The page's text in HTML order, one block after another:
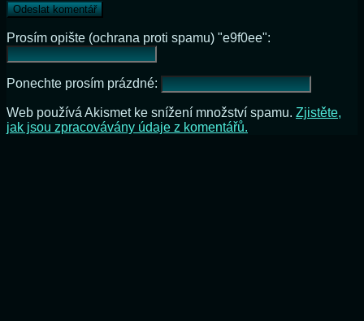
Prosím opište (ochrana proti spamu) "e9f0ee":
Ponechte prosím prázdné:
Web používá Akismet ke snížení množství spamu. Zjistěte,
jak jsou zpracovávány údaje z komentářů.